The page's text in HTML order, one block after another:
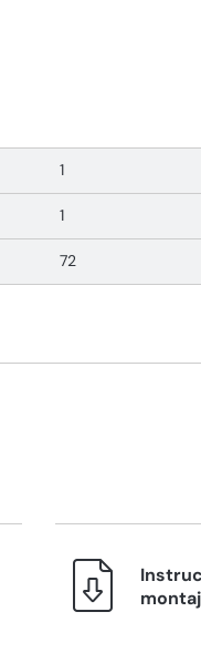
1
1
72